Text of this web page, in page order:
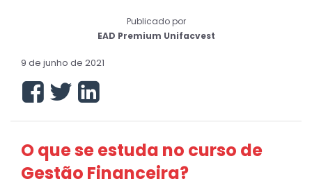
Publicado por
EAD Premium Unifacvest
9 de junho de 2021
O que se estuda no curso de
Gestão Financeira?